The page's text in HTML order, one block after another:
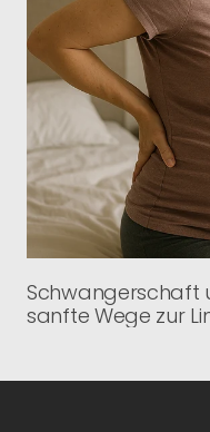
Schwangerschaft
sanfte Wege zur